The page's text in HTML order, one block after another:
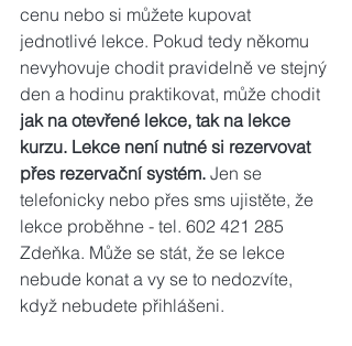
cenu nebo si můžete kupovat
jednotlivé lekce. Pokud tedy někomu
nevyhovuje chodit pravidelně ve stejný
den a hodinu praktikovat, může chodit
jak na otevřené lekce, tak na lekce
kurzu. Lekce není nutné si rezervovat
přes rezervační systém. Jen se
telefonicky nebo přes sms ujistěte, že
lekce proběhne - tel. 602 421 285
Zdeňka. Může se stát, že se lekce
nebude konat a vy se to nedozvíte,
když nebudete přihlášeni.